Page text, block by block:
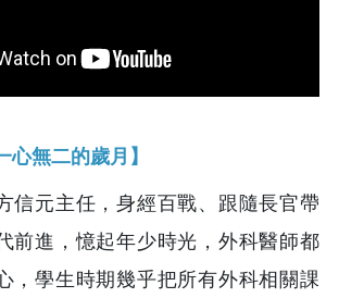
心無二的歲月】
信元主任，身經百戰、跟隨長官帶
前進，憶起年少時光，外科醫師都
，學生時期幾乎把所有外科相關課